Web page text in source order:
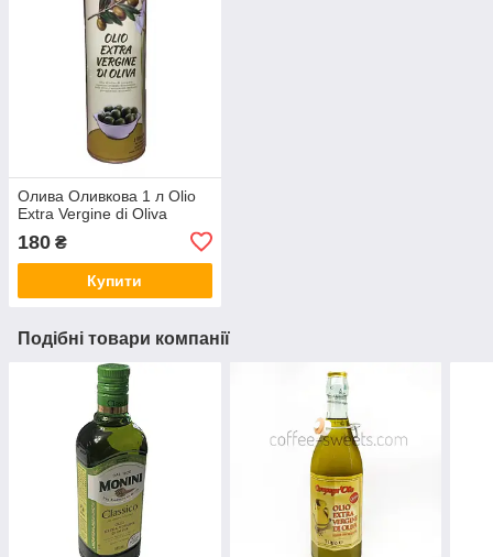
Олива Оливкова 1 л Olio
Extra Vergine di Oliva
180 ₴
Купити
Подібні товари компанії